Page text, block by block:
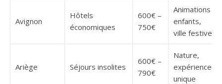
Avignon
Hôtels
économiques
600€ –
750€
Animations
enfants,
ville festive
Ariège Séjours insolites
600€ –
790€
Nature,
expérience
unique